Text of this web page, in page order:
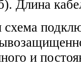
Длина